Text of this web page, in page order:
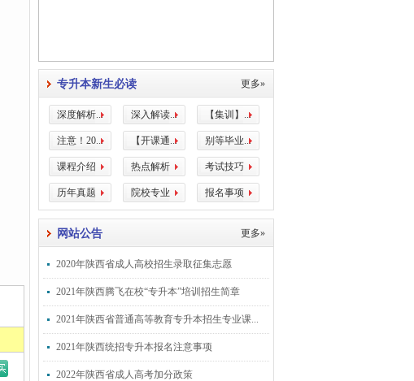
专升本新生必读 更多»
深度解析... 深入解读... 【集训】...
注意！20... 【开课通... 别等毕业...
课程介绍 热点解析 考试技巧
历年真题 院校专业 报名事项
网站公告 更多»
2020年陕西省成人高校招生录取征集志愿
2021年陕西腾飞在校“专升本”培训招生简章
2021年陕西省普通高等教育专升本招生专业课...
2021年陕西统招专升本报名注意事项
2022年陕西省成人高考加分政策